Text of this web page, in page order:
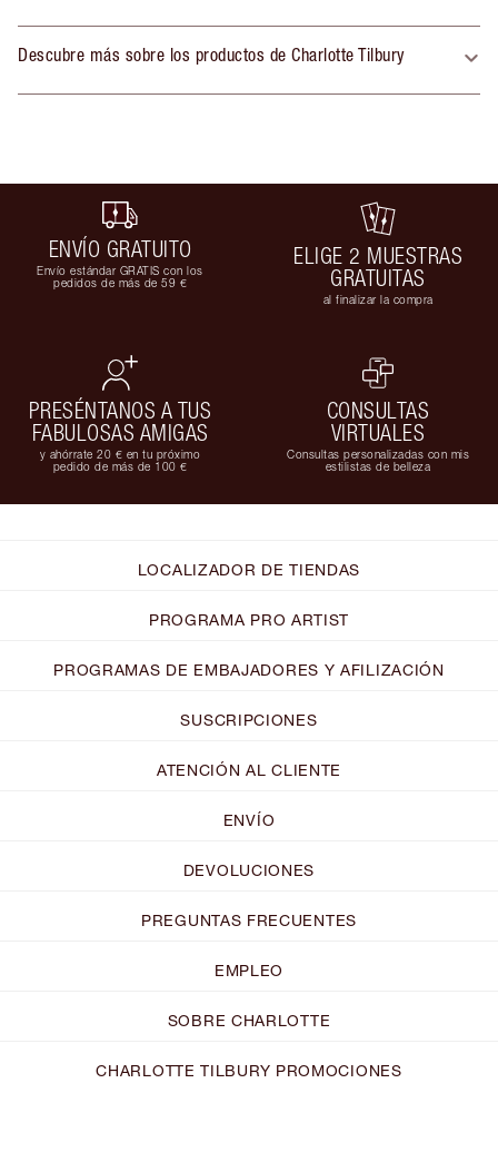
Descubre más sobre los productos de Charlotte Tilbury
ENVÍO GRATUITO
Envío estándar GRATIS con los
pedidos de más de 59 €
ELIGE 2 MUESTRAS
GRATUITAS
al finalizar la compra
PRESÉNTANOS A TUS
FABULOSAS AMIGAS
y ahórrate 20 € en tu próximo
pedido de más de 100 €
CONSULTAS
VIRTUALES
Consultas personalizadas con mis
estilistas de belleza
LOCALIZADOR DE TIENDAS
PROGRAMA PRO ARTIST
PROGRAMAS DE EMBAJADORES Y AFILIZACIÓN
SUSCRIPCIONES
ATENCIÓN AL CLIENTE
ENVÍO
DEVOLUCIONES
PREGUNTAS FRECUENTES
EMPLEO
SOBRE CHARLOTTE
CHARLOTTE TILBURY PROMOCIONES